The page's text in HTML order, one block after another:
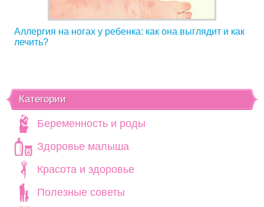
Аллергия на ногах у ребенка: как она выглядит и как
лечить?
Категории
Беременность и роды
Здоровье малыша
Красота и здоровье
Полезные советы